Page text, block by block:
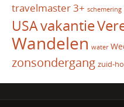
travelmaster 3+ schemering
USAvakantie
Wandelen water
zonsondergang zuid-